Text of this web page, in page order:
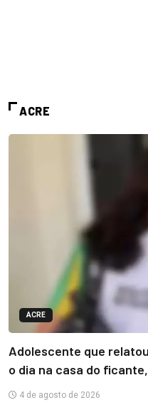
ACRE
ACRE
Adolescente que
o dia na casa do ficante,
4 de agosto de 2026